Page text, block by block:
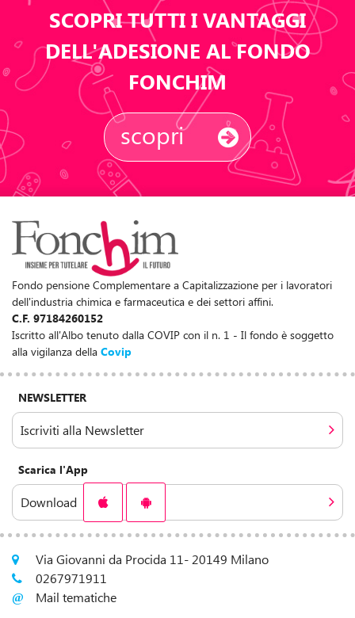
SCOPRI TUTTI I VANTAGGI
DELL'ADESIONE AL FONDO
FONCHIM
scopri
Fondo pensione Complementare a Capitalizzazione per i lavoratori
dell'industria chimica e farmaceutica e dei settori affini.
C.F. 97184260152
Iscritto all'Albo tenuto dalla COVIP con il n. 1 - Il fondo è soggetto
alla vigilanza della Covip
NEWSLETTER
Iscriviti alla Newsletter
Scarica l'App
Download
Via Giovanni da Procida 11- 20149 Milano
0267971911
Mail tematiche